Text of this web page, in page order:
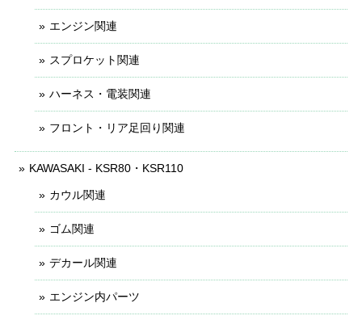
エンジン関連
スプロケット関連
ハーネス・電装関連
フロント・リア足回り関連
KAWASAKI - KSR80・KSR110
カウル関連
ゴム関連
デカール関連
エンジン内パーツ